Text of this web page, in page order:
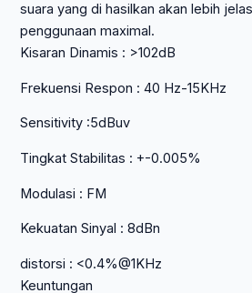
suara yang di hasilkan akan lebih
penggunaan maximal.
Kisaran Dinamis : >102dB
Frekuensi Respon : 40 Hz-15KHz
Sensitivity :5dBuv
Tingkat Stabilitas : +-0.005%
Modulasi : FM
Kekuatan Sinyal : 8dBn
distorsi : <0.4%@1KHz
Keuntungan